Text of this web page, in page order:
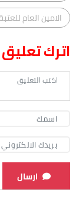
الامين العام
اترك تعليق
ارسال